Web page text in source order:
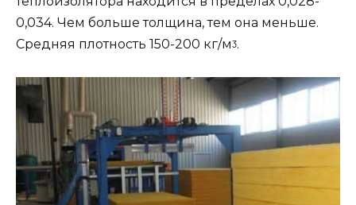
0,034. Чем больше толщина, тем она меньше.
Средняя плотность 150-200 кг/мᶾ.